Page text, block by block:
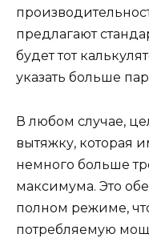
предлагают
будет тот
указать больше
В любом случае,
вытяжку, которая
немного больше
максимума. Это
полном режиме,
потребляемую